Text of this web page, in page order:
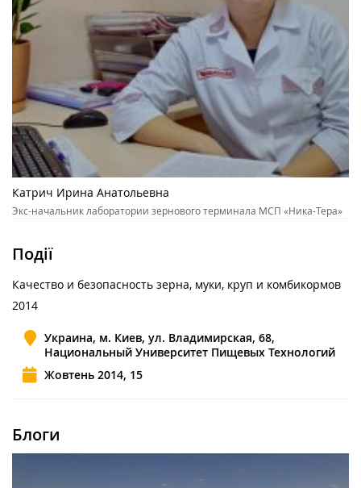
Катрич Ирина Анатольевна
Экс-начальник лаборатории зернового терминала МСП «Ника-Тера»
Події
Качество и безопасность зерна, муки, круп и комбикормов
2014
Украина, м. Киев, ул. Владимирская, 68,
Национальный Университет Пищевых Технологий
Жовтень 2014, 15
Блоги